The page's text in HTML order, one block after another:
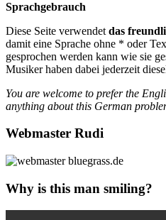
Sprachgebrauch
Diese Seite verwendet das
damit eine Sprache ohne * oder
gesprochen werden kann wie sie
Musiker haben dabei jederzeit
You are welcome to prefer the
anything about this German
Webmaster Rudi
Why is this man smiling?